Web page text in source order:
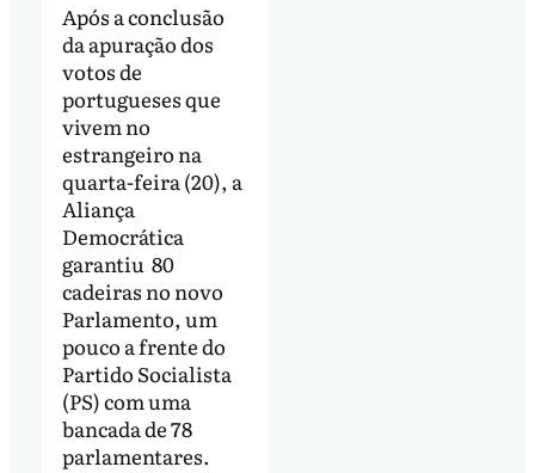
Após a conclusão
da apuração dos
votos de
portugueses que
vivem no
estrangeiro na
quarta-feira (20), a
Aliança
Democrática
garantiu 80
cadeiras no novo
Parlamento, um
pouco a frente do
Partido Socialista
(PS) com uma
bancada de 78
parlamentares.